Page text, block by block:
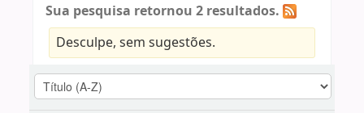
Sua pesquisa retornou 2 resultados.
Desculpe, sem sugestões.